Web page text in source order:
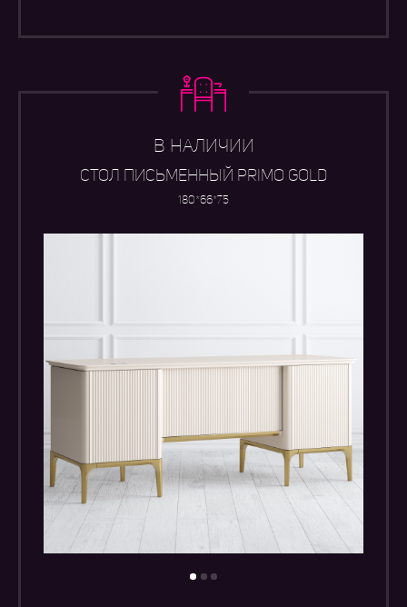
В НАЛИЧИИ
СТОЛ ПИСЬМЕННЫЙ PRIMO GOLD
180*66*75